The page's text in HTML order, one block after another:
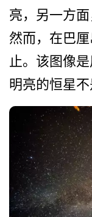
亮，另一方面
然而，在­巴
止。该图像
明亮的­恒星不